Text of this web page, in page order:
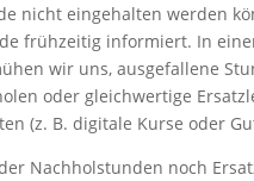
nicht eingehalten werden
frühzeitig informiert. In
wir uns, ausgefallene
oder gleichwertige
(z. B. digitale Kurse oder
Nachholstunden noch